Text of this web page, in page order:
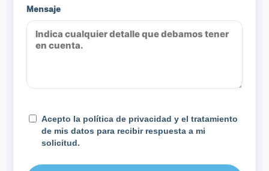
Mensaje
Acepto la política de privacidad y el tratamiento
de mis datos para recibir respuesta a mi
solicitud.